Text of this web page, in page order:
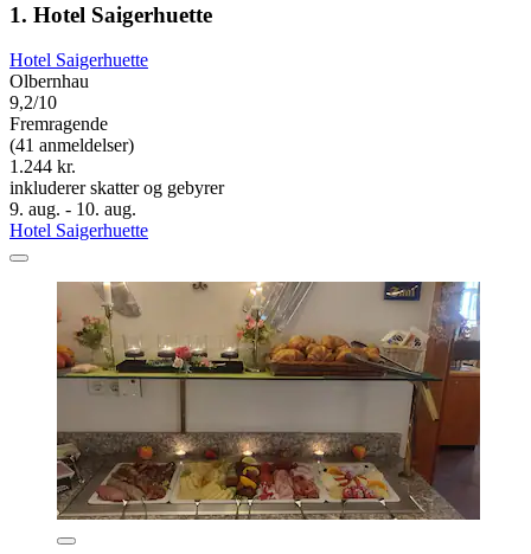
1. Hotel Saigerhuette
Hotel Saigerhuette
Olbernhau
9,2/10
Fremragende
(41 anmeldelser)
1.244 kr.
inkluderer skatter og gebyrer
9. aug. - 10. aug.
Hotel Saigerhuette